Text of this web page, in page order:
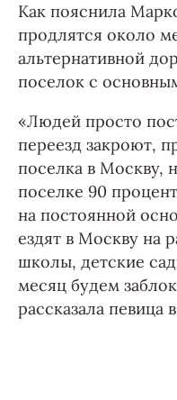
Как пояснила
продлятся около
альтернативной
поселок с
«Людей просто
переезд закроют,
поселка в Москву,
поселке 90
на постоянной
ездят в Москву на
школы, детские
месяц будем
рассказала певица